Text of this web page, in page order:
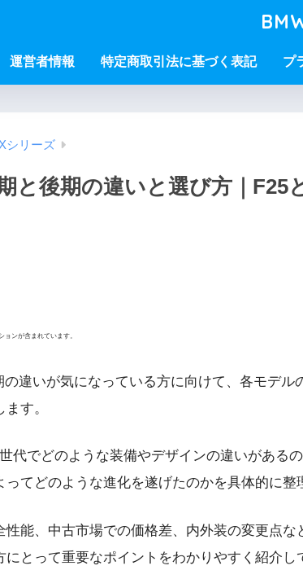
運営者情報 特定商取引法に基づく表記 プ
シリーズ
と後期の違いと選び方｜F25
ンが含まれています。
の違いが気になっている方に向けて、各モデル
す。
代でどのような装備やデザインの違いがある
てどのような進化を遂げたのかを具体的に整
性能、中古市場での価格差、内外装の変更点な
とって重要なポイントをわかりやすく紹介し